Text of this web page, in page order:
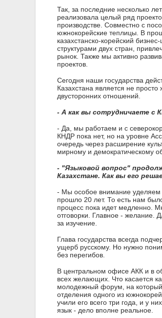
Так, за последние несколько
реализовала целый ряд
производстве. Совместно с
южнокорейские теплицы. В
казахстанско-корейский
структурами двух стран,
рынок. Также мы активно
проектов.
Сегодня наши государства
Казахстана является не
двусторонних отношений.
- А как вы сотрудничаете с
- Да, мы работаем и с
КНДР пока нет, но на уровне
очередь через расширение
мирному и демократическому
- "Языковой вопрос"
Казахстане. Как вы его
- Мы особое внимание уделяем
прошло 20 лет. То есть нам
процесс пока идет медленно.
отговорки. Главное - желание.
за изучение.
Глава государства всегда
ущерб русскому. Но нужно
без перегибов.
В центральном офисе АКК и в
всех желающих. Что касается
молодежный форум, на который
отделения одного из
учили его всего три года, и у
язык - дело вполне реальное.